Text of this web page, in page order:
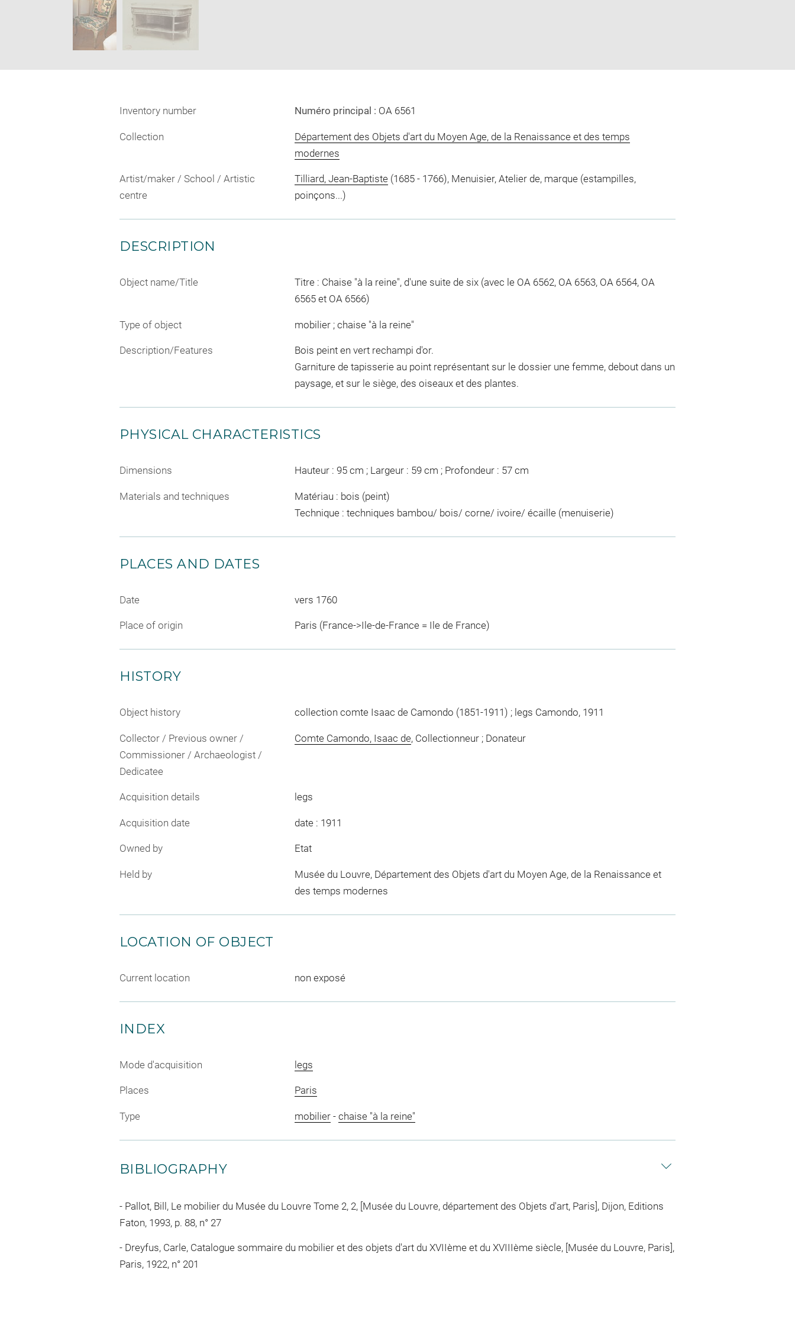
Inventory number Numéro principal : OA 6561
Collection
Département des Objets d'art du Moyen Age, de la Renaissance et des temps
modernes
Artist/maker / School / Artistic
centre
Tilliard, Jean-Baptiste(1685 - 1766), Menuisier, Atelier de, marque (estampilles,
poinçons...)
DESCRIPTION
Object name/Title
Titre : Chaise "à la reine", d'une suite de six (avec le OA 6562, OA 6563, OA 6564, OA
6565 et OA 6566)
Type of object mobilier ; chaise "à la reine"
Description/Features
Bois peint en vert rechampi d'or.
Garniture de tapisserie au point représentant sur le dossier une femme, debout dans un
paysage, et sur le siège, des oiseaux et des plantes.
PHYSICAL CHARACTERISTICS
Dimensions Hauteur : 95 cm ; Largeur : 59 cm ; Profondeur : 57 cm
Materials and techniques
Matériau : bois (peint)
Technique : techniques bambou/ bois/ corne/ ivoire/ écaille (menuiserie)
PLACES AND DATES
Date vers 1760
Place of origin Paris (France->Ile-de-France = Ile de France)
HISTORY
Object history collection comte Isaac de Camondo (1851-1911) ; legs Camondo, 1911
Collector / Previous owner /
Commissioner / Archaeologist /
Dedicatee
Comte Camondo, Isaac de, Collectionneur ; Donateur
Acquisition details legs
Acquisition date date : 1911
Owned by Etat
Held by
Musée du Louvre, Département des Objets d'art du Moyen Age, de la Renaissance et
des temps modernes
LOCATION OF OBJECT
Current location non exposé
INDEX
Mode d'acquisition legs
Places Paris
Type mobilier- chaise "à la reine"
BIBLIOGRAPHY
Pallot, Bill, Le mobilier du Musée du Louvre Tome 2, 2, [Musée du Louvre, département des Objets d'art, Paris], Dijon, Editions
Faton, 1993, p. 88, n° 27
Dreyfus, Carle, Catalogue sommaire du mobilier et des objets d'art du XVIIème et du XVIIIème siècle, [Musée du Louvre, Paris],
Paris, 1922, n° 201